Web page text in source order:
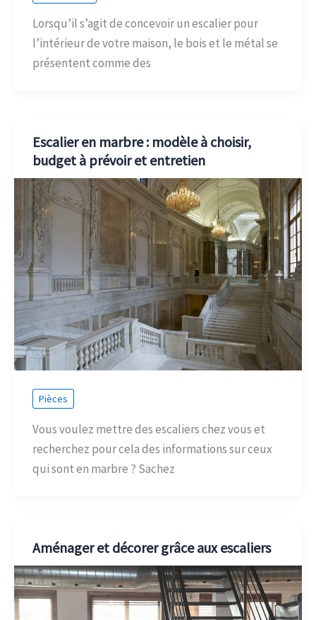
Lorsqu’il s’agit de concevoir un escalier pour
l’intérieur de votre maison, le bois et le métal se
présentent comme des
Escalier en marbre : modèle à choisir,
budget à prévoir et entretien
Pièces
Vous voulez mettre des escaliers chez vous et
recherchez pour cela des informations sur ceux
qui sont en marbre ? Sachez
Aménager et décorer grâce aux escaliers